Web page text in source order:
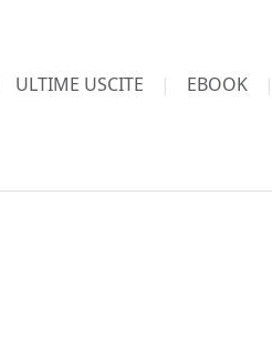
ULTIME USCITE EBOOK